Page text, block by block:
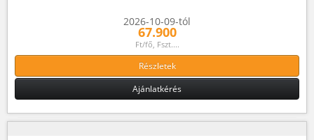
2026-10-09-tól
67.900
Ft/fő, Fszt....
Részletek
Ajánlatkérés